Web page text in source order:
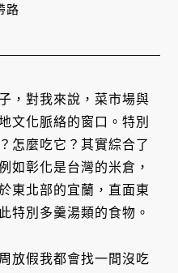
，對我來說，菜市場與
文化脈絡的窗口。特別
怎麼吃它？其實綜合了
如彰化是台灣的米倉，
東北部的宜蘭，直面東
特別多羹湯類的食物。
放假我都會找一間沒吃
路